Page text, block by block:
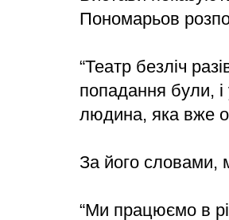
Пономарьов
“Театр безліч
попадання були,
людина, яка вже
За його словами,
“Ми працюємо в